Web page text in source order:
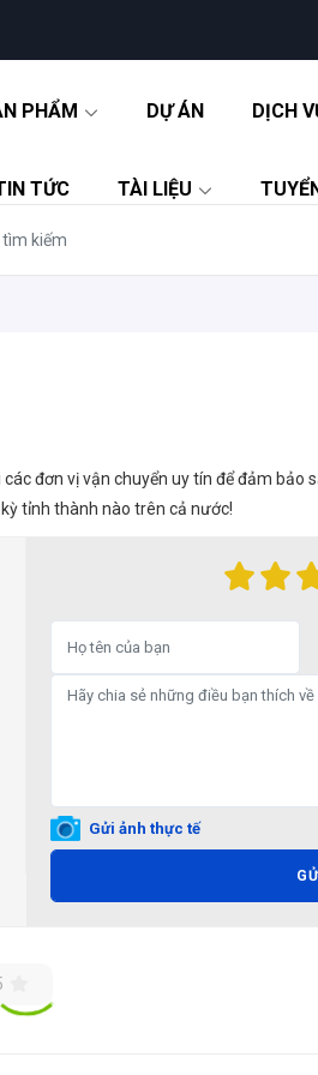
PHẨM DỰ ÁN DỊCH
TỨC TÀI LIỆU
đơn vị vận chuyển uy tín để đảm bảo
tỉnh thành nào trên cả nước!
Gửi ảnh thực tế